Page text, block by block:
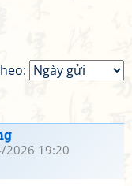
2026 19:20